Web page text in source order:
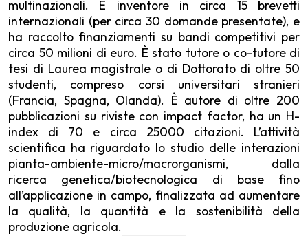
multinazionali. È inventore in circa 15 brevetti
internazionali (per circa 30 domande presentate), e
ha raccolto finanziamenti su bandi competitivi per
circa 50 milioni di euro. È stato tutore o co-tutore di
tesi di Laurea magistrale o di Dottorato di oltre 50
studenti, compreso corsi universitari stranieri
(Francia, Spagna, Olanda). È autore di oltre 200
pubblicazioni su riviste con impact factor, ha un H-
index di 70 e circa 25000 citazioni. L’attività
scientifica ha riguardato lo studio delle interazioni
pianta-ambiente-micro/macrorganismi, dalla
ricerca genetica/biotecnologica di base fino
all’applicazione in campo, finalizzata ad aumentare
la qualità, la quantità e la sostenibilità della
produzione agricola.